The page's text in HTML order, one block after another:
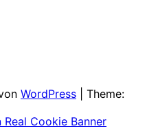
WordPress
Theme:
Cookie Banner